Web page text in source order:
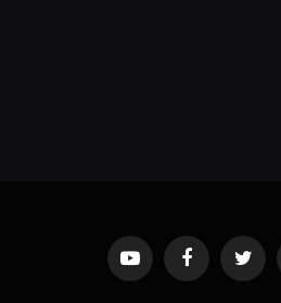
YouTubeFacebookTwitter